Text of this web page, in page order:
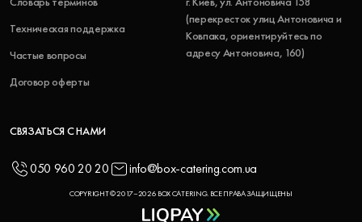
Техническая поддержка
Частые вопросы
Договор оферты
(перекресток улиц Антоновича и
Ковпака, ориентируйтесь по
адресу Антоновича, 160)
СВЯЗАТЬСЯ С НАМИ
050 960 20 20 info@box-catering.com.ua
COPYRIGHT © 2017–2026 BOX CATERING. ВСЕ ПРАВА ЗАЩИЩЕНЫ